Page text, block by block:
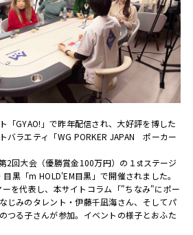
「GYAO!」で昨年配信され、大好評を博した
バラエティ「WG PORKER JAPAN ポーカー
2回大会（優勝賞金100万円）の１stステージ
黒「m HOLD'EM目黒」で開催されました。
ーを代表し、本サイトコラム「"ちなみ"にポー
じみのタレント・伊藤千凪海さん、そしてパ
つる子さんが参加。イベントの様子とおふた